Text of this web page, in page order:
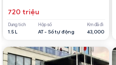
720 triệu
Dung tích
1.5 L
Hộp số
AT - Số tự động
Km đã đi
43,000